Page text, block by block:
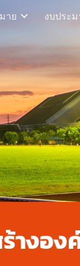
าย งบประ
างอง